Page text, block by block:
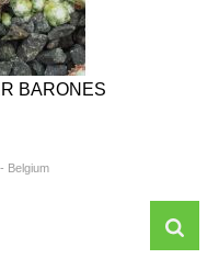
BARONES
Belgium